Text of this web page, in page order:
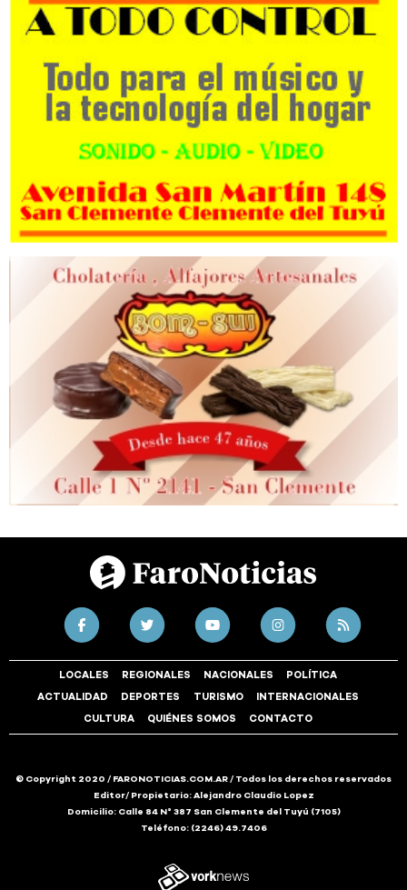
LOCALES REGIONALES NACIONALES POLÍTICA
ACTUALIDAD DEPORTES TURISMO INTERNACIONALES
CULTURA QUIÉNES SOMOS CONTACTO
© Copyright 2020 / FARONOTICIAS.COM.AR / Todos los derechos reservados
Editor/ Propietario: Alejandro Claudio Lopez
Domicilio: Calle 84 N° 387 San Clemente del Tuyú (7105)
Teléfono: (2246) 49.7406